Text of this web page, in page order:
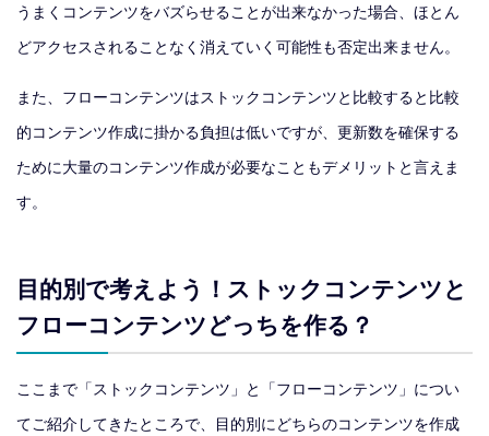
うまくコンテンツをバズらせることが出来なかった場合、ほとん
どアクセスされることなく消えていく可能性も否定出来ません。
また、フローコンテンツはストックコンテンツと比較すると比較
的コンテンツ作成に掛かる負担は低いですが、更新数を確保する
ために大量のコンテンツ作成が必要なこともデメリットと言えま
す。
目的別で考えよう！ストックコンテンツと
フローコンテンツどっちを作る？
ここまで「ストックコンテンツ」と「フローコンテンツ」につい
てご紹介してきたところで、目的別にどちらのコンテンツを作成